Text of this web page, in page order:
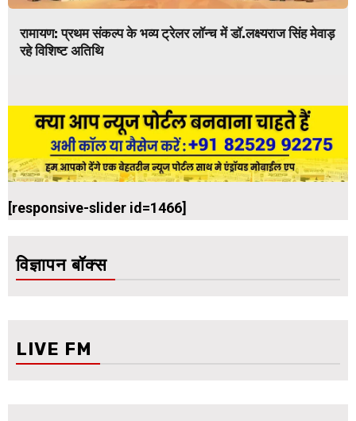
रामायण: प्रथम संकल्प के भव्य ट्रेलर लॉन्च में डॉ.लक्ष्यराज सिंह मेवाड़
रहे विशिष्ट अतिथि
[responsive-slider id=1466]
विज्ञापन बॉक्स
LIVE FM